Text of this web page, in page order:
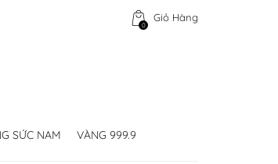
Giỏ Hàng
0
SỨC NAM VÀNG 999.9